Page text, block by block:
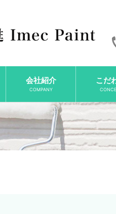
会社紹介
COMPANY
こだ